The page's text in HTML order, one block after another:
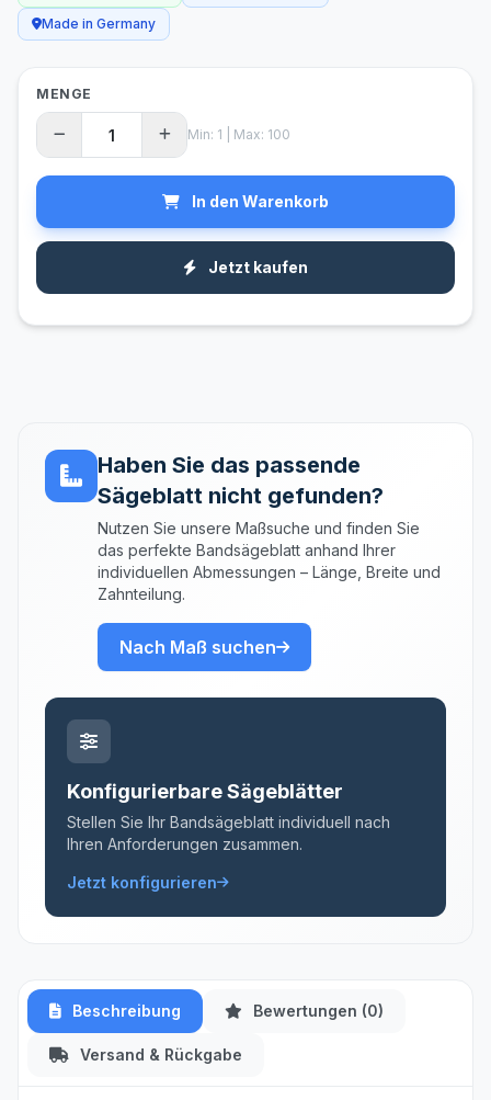
Made in Germany
MENGE
Min: 1 | Max: 100
In den Warenkorb
Jetzt kaufen
Haben Sie das passende
Sägeblatt nicht gefunden?
Nutzen Sie unsere Maßsuche und finden Sie
das perfekte Bandsägeblatt anhand Ihrer
individuellen Abmessungen – Länge, Breite und
Zahnteilung.
Nach Maß suchen
Konfigurierbare Sägeblätter
Stellen Sie Ihr Bandsägeblatt individuell nach
Ihren Anforderungen zusammen.
Jetzt konfigurieren
Beschreibung Bewertungen (0)
Versand & Rückgabe